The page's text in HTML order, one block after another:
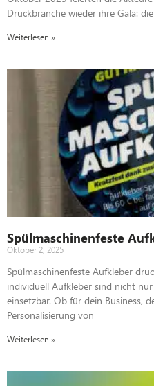
Druckbranche wieder ihre Gala:
Weiterlesen »
Spülmaschinenfeste
Oktober 2, 2025
Spülmaschinenfeste Aufkleber
individuell Aufkleber sind nicht
einsetzbar. Ob für dein Business,
Personalisierung von
Weiterlesen »